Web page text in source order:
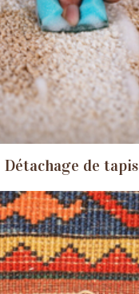
Détachage de tapis